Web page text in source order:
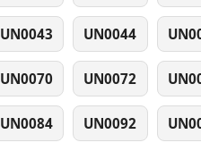
UN0043 UN0044
UN0070 UN0072
UN0084 UN0092